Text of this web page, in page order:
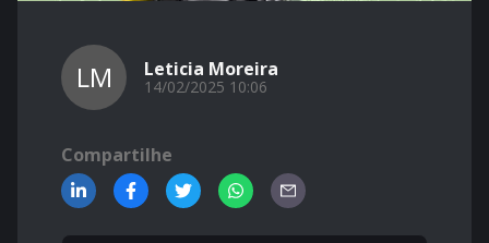
LM Leticia Moreira
14/02/2025 10:06
Compartilhe